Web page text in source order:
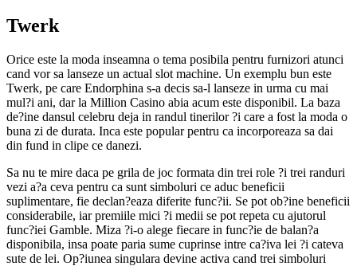
Twerk
Orice este la moda inseamna o tema posibila pentru furnizori atunci
cand vor sa lanseze un actual slot machine. Un exemplu bun este
Twerk, pe care Endorphina s-a decis sa-l lanseze in urma cu mai
mul?i ani, dar la Million Casino abia acum este disponibil. La baza
de?ine dansul celebru deja in randul tinerilor ?i care a fost la moda o
buna zi de durata. Inca este popular pentru ca incorporeaza sa dai
din fund in clipe ce danezi.
Sa nu te mire daca pe grila de joc formata din trei role ?i trei randuri
vezi a?a ceva pentru ca sunt simboluri ce aduc beneficii
suplimentare, fie declan?eaza diferite func?ii. Se pot ob?ine beneficii
considerabile, iar premiile mici ?i medii se pot repeta cu ajutorul
func?iei Gamble. Miza ?i-o alege fiecare in func?ie de balan?a
disponibila, insa poate paria sume cuprinse intre ca?iva lei ?i cateva
sute de lei. Op?iunea singulara devine activa cand trei simboluri